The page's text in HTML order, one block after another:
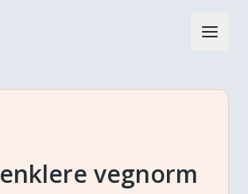
vegnorm